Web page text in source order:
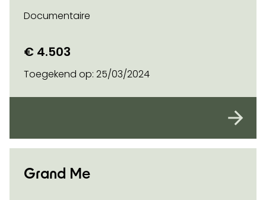
Documentaire
€ 4.503
Toegekend op: 25/03/2024
Grand Me